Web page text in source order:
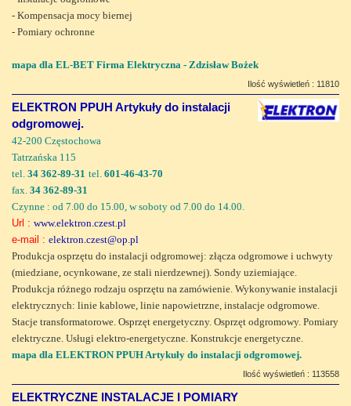
- Kompensacja mocy biernej
- Pomiary ochronne
mapa dla EL-BET Firma Elektryczna - Zdzisław Bożek
Ilość wyświetleń : 11810
ELEKTRON PPUH Artykuły do instalacji
odgromowej.
42-200 Częstochowa
Tatrzańska 115
tel. 34 362-89-31 tel. 601-46-43-70
fax. 34 362-89-31
Czynne : od 7.00 do 15.00, w soboty od 7.00 do 14.00.
Url : www.elektron.czest.pl
e-mail : elektron.czest@op.pl
Produkcja osprzętu do instalacji odgromowej: złącza odgromowe i uchwyty
(miedziane, ocynkowane, ze stali nierdzewnej). Sondy uziemiające.
Produkcja różnego rodzaju osprzętu na zamówienie. Wykonywanie instalacji
elektrycznych: linie kablowe, linie napowietrzne, instalacje odgromowe.
Stacje transformatorowe. Osprzęt energetyczny. Osprzęt odgromowy. Pomiary
elektryczne. Usługi elektro-energetyczne. Konstrukcje energetyczne.
mapa dla ELEKTRON PPUH Artykuły do instalacji odgromowej.
Ilość wyświetleń : 113558
ELEKTRYCZNE INSTALACJE I POMIARY